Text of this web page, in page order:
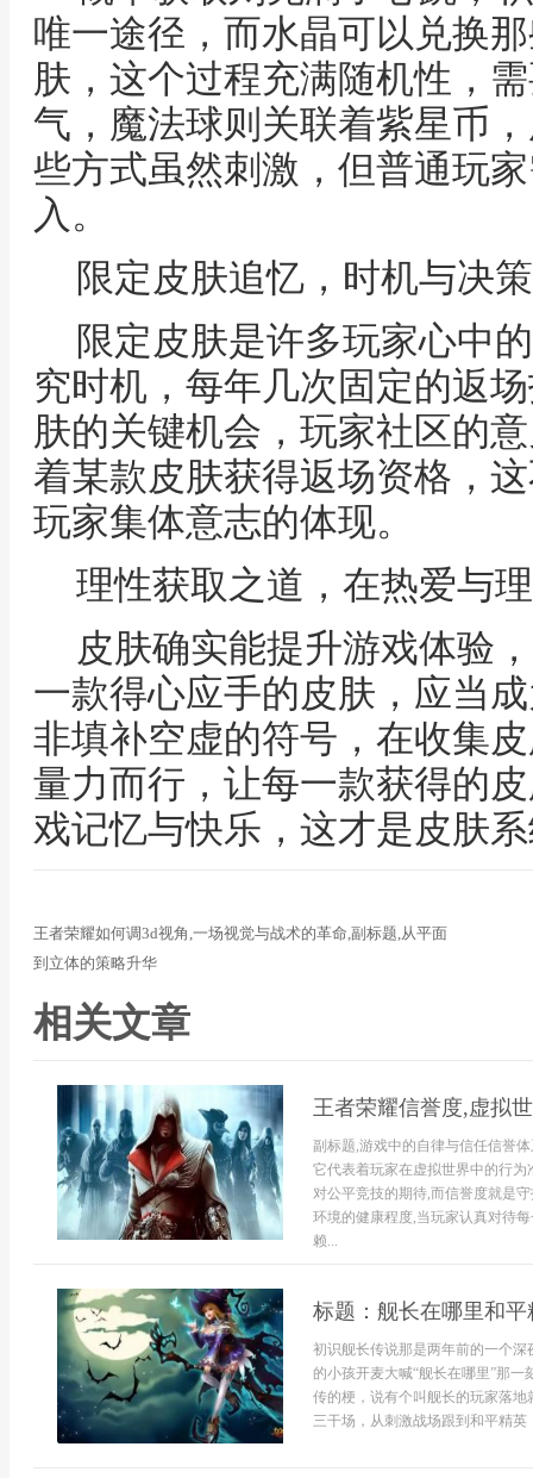
唯一途径，而水晶可以兑换
肤，这个过程充满随机性，
气，魔法球则关联着紫星币
些方式虽然刺激，但普通玩
入。
限定皮肤追忆，时机与决
限定皮肤是许多玩家心中
究时机，每年几次固定的返
肤的关键机会，玩家社区的
着某款皮肤获得返场资格，
玩家集体意志的体现。
理性获取之道，在热爱与
皮肤确实能提升游戏体验
一款得心应手的皮肤，应当
非填补空虚的符号，在收集
量力而行，让每一款获得的
戏记忆与快乐，这才是皮肤
王者荣耀如何调3d视角,一场视觉与战术的革命,副标题,从平面
到立体的策略升华
相关文章
王者荣耀信誉度,虚拟
副标题,游戏中的自律与信任信誉
它代表着玩家在虚拟世界中的行
对公平竞技的期待,而信誉度就是
环境的健康程度,当玩家认真对待
赖...
标题：舰长在哪里和
初识舰长传说那是两年前的一个
的小孩开麦大喊“舰长在哪里”那
传的梗，说有个叫舰长的玩家落
三干场，从刺激战场跟到和平精